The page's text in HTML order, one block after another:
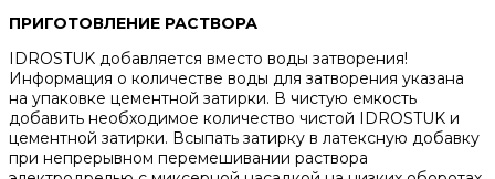
ПРИГОТОВЛЕНИЕ РАСТВОРА
IDROSTUK добавляется вместо воды затворения!
Информация о количестве воды для затворения указана
на упаковке цементной затирки. В чистую емкость
добавить необходимое количество чистой IDROSTUK и
цементной затирки. Всыпать затирку в латексную добавку
при непрерывном перемешивании раствора